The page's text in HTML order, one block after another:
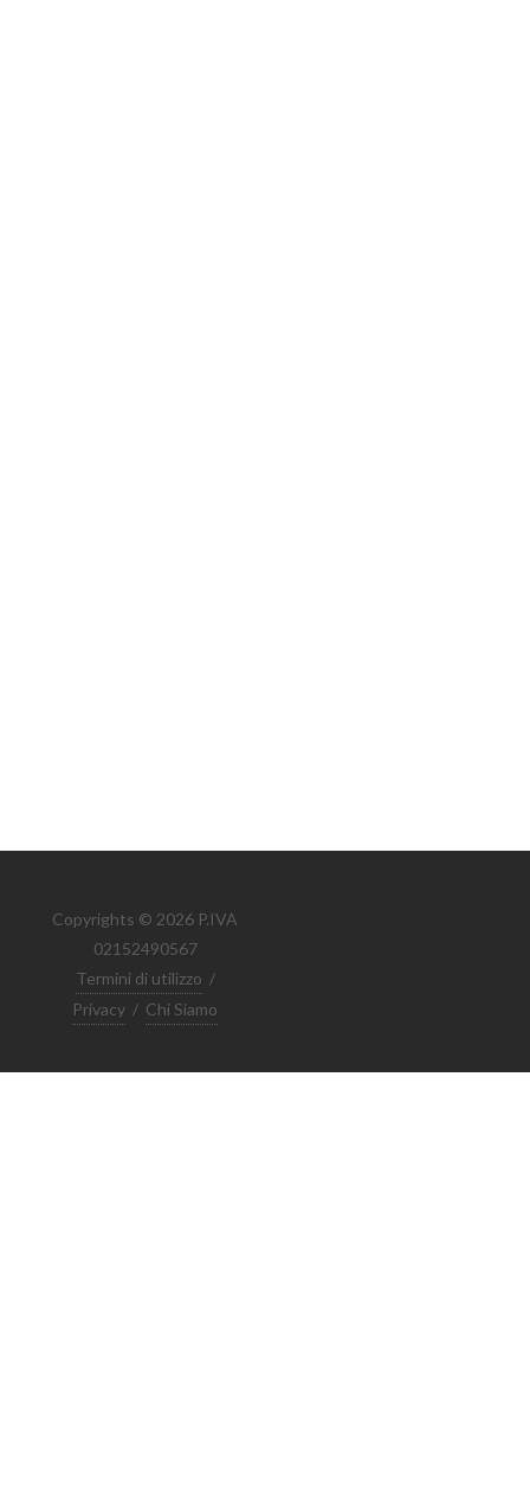
Copyrights © 2026 P.IVA
02152490567
Termini di utilizzo /
Privacy / Chi Siamo